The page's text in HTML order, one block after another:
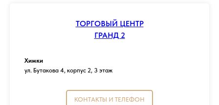
ТОРГОВЫЙ ЦЕНТР
ГРАНД 2
Химки
ул. Бутакова 4, корпус 2, 3 этаж
КОНТАКТЫ И ТЕЛЕФОН